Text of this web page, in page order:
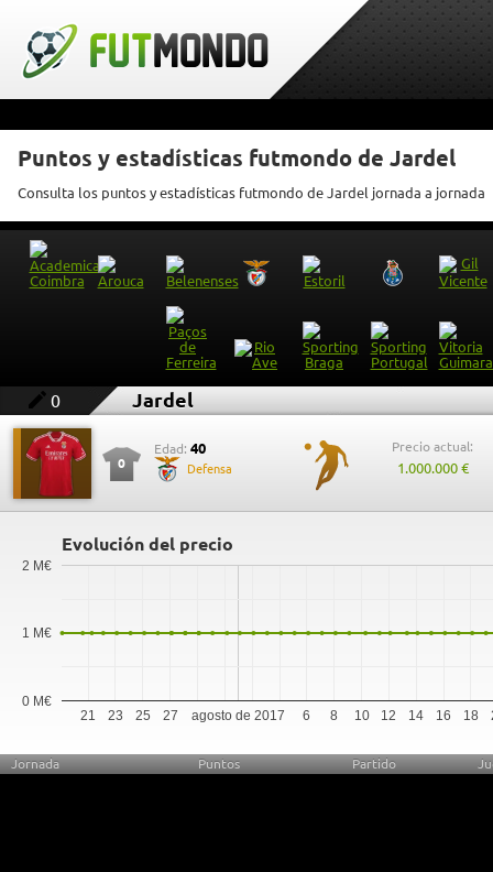
Puntos y estadísticas futmondo de Jardel
Consulta los puntos y estadísticas futmondo de Jardel jornada a jornada
0 Jardel
0
Edad: 40
Defensa
Precio actual:
1.000.000 €
Evolución del precio
agosto de 2017
21 23 25 27 6 8 10 12 14 16 18
0 M€
1 M€
2 M€
Jornada Puntos Partido